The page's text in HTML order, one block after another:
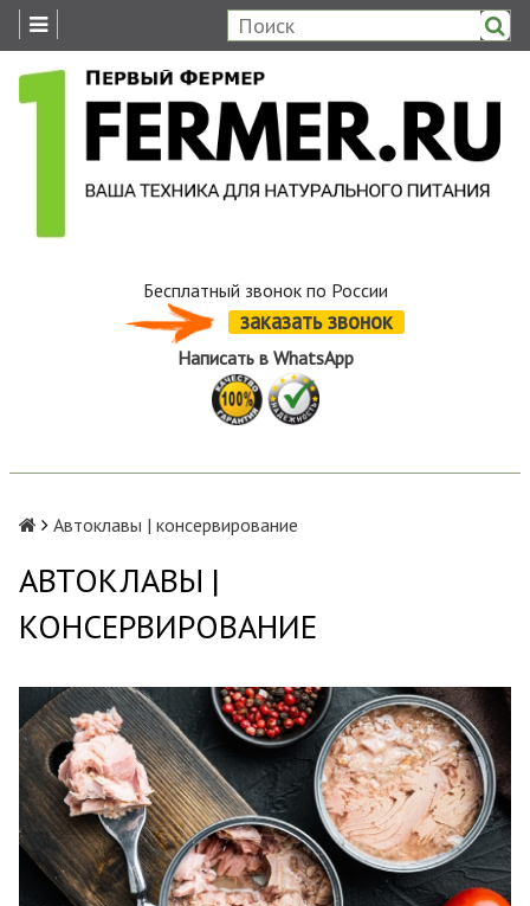
Бесплатный звонок по России
заказать звонок
Написать в WhatsApp
Автоклавы | консервирование
АВТОКЛАВЫ |
КОНСЕРВИРОВАНИЕ